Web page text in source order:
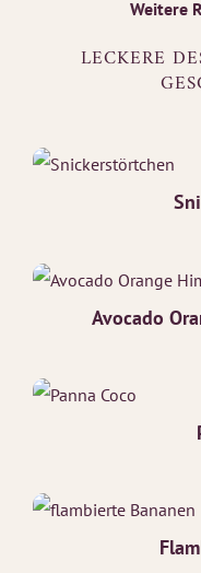
Weitere
LECKERE
Avocado